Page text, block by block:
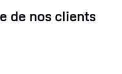
de nos clients